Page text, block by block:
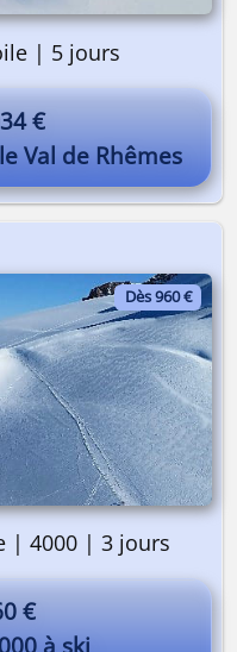
| 5 jours
€
Val de Rhêmes
Dès 960 €
| 4000 | 3 jours
€
à ski